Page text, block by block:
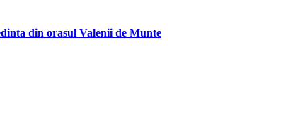
din orasul Valenii de Munte